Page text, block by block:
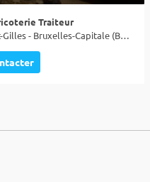
Traiteur
Saint-Gilles - Bruxelles-Capitale (BRU)